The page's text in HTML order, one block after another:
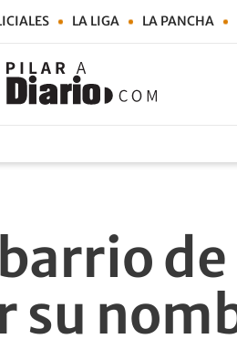
LA LIGA LA PANCHA
barrio
su